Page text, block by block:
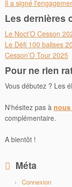
Il a signé
Les dernières
Le Noct’O Cesson
Le Défi 100 balises
Cesson’O Tour 2025
Pour ne rien
Vous débutez ? Les
N'hésitez pas à
complémentaire.
A bientôt !
Méta
Connexion